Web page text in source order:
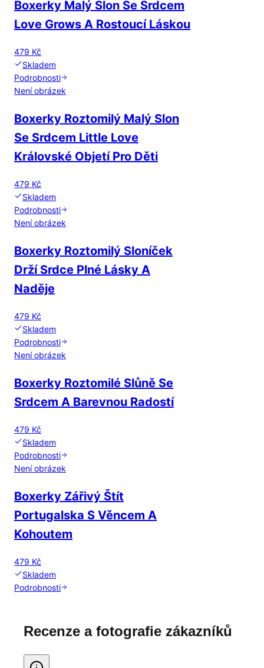
Boxerky Malý Slon Se Srdcem
Love Grows A Rostoucí Láskou
479 Kč
Skladem
Podrobnosti
Není obrázek
Boxerky Roztomilý Malý Slon
Se Srdcem Little Love
Královské Objetí Pro Děti
479 Kč
Skladem
Podrobnosti
Není obrázek
Boxerky Roztomilý Sloníček
Drží Srdce Plné Lásky A
Naděje
479 Kč
Skladem
Podrobnosti
Není obrázek
Boxerky Roztomilé Slůně Se
Srdcem A Barevnou Radostí
479 Kč
Skladem
Podrobnosti
Není obrázek
Boxerky Zářivý Štít
Portugalska S Věncem A
Kohoutem
479 Kč
Skladem
Podrobnosti
Recenze a fotografie zákazníků